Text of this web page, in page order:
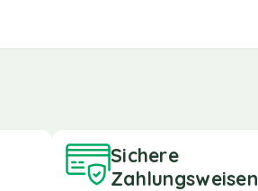
Sichere
Zahlungsweisen